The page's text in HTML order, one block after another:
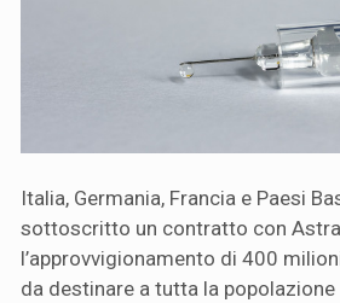
Italia, Germania, Francia e Paesi
sottoscritto un contratto con
l’approvvigionamento di 400
da destinare a tutta la popolazione